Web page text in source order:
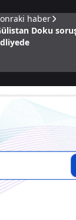
haber
Doku